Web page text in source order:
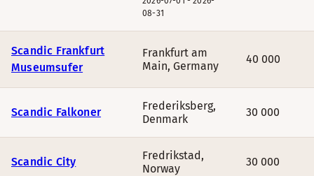
08-31
Scandic Frankfurt
Museumsufer
Frankfurt am
Main, Germany
40 000
Scandic Falkoner Frederiksberg,
Denmark
30 000
Scandic City Fredrikstad,
Norway
30 000